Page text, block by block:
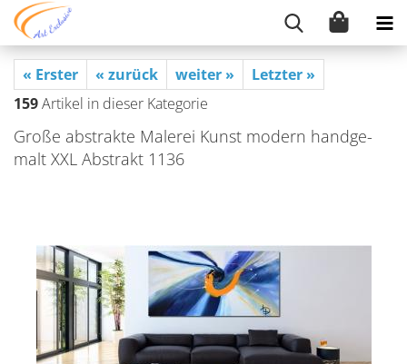
« Erster « zurück weiter »
Letzter »
159Artikel in dieser Kategorie
Große abs­trak­te Ma­le­rei Kunst mo­dern hand­ge­
malt XXL Abs­trakt 1136